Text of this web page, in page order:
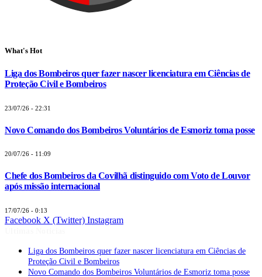
What's Hot
Liga dos Bombeiros quer fazer nascer licenciatura em Ciências de
Proteção Civil e Bombeiros
23/07/26 - 22:31
Novo Comando dos Bombeiros Voluntários de Esmoriz toma posse
20/07/26 - 11:09
Chefe dos Bombeiros da Covilhã distinguido com Voto de Louvor
após missão internacional
17/07/26 - 0:13
Facebook X (Twitter) Instagram
Liga dos Bombeiros quer fazer nascer licenciatura em Ciências de
Proteção Civil e Bombeiros
Novo Comando dos Bombeiros Voluntários de Esmoriz toma posse